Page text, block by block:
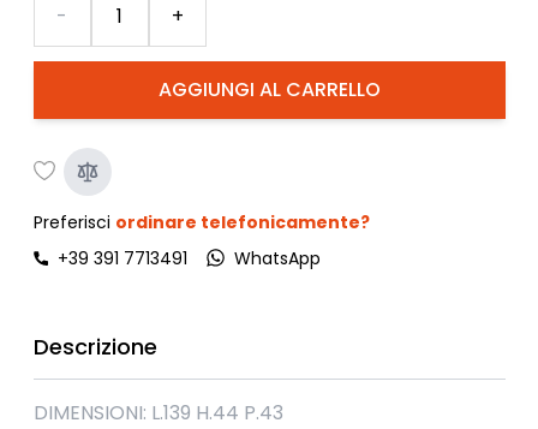
AGGIUNGI AL CARRELLO
- +
Preferisci ordinare telefonicamente?
+39 391 7713491
WhatsApp
Descrizione
DIMENSIONI: L.139 H.44 P.43